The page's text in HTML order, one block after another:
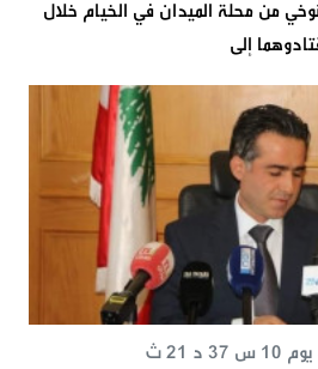
من محلة الميدان في الخيام خلال
إلى